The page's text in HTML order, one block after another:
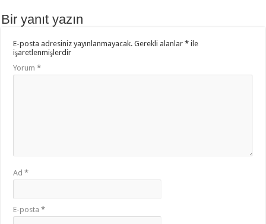
Bir yanıt yazın
E-posta adresiniz yayınlanmayacak. Gerekli alanlar* ile
işaretlenmişlerdir
Yorum*
Ad*
E-posta*